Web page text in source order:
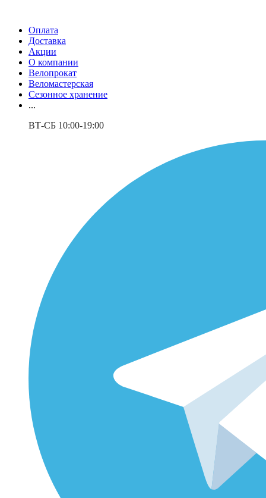
Оплата
Доставка
Акции
О компании
Велопрокат
Веломастерская
Сезонное хранение
...
ВТ-СБ 10:00-19:00